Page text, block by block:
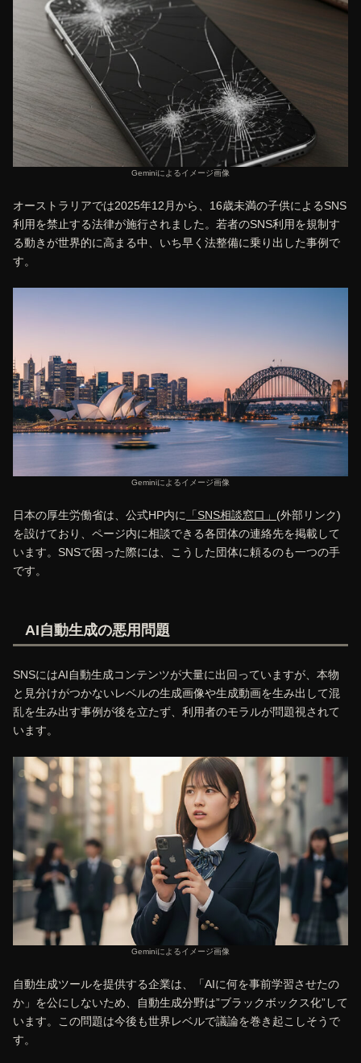
Geminiによるイメージ画像
オーストラリアでは2025年12月から、16歳未満の子供によるSNS
利用を禁止する法律が施行されました。若者のSNS利用を規制す
る動きが世界的に高まる中、いち早く法整備に乗り出した事例で
す。
Geminiによるイメージ画像
日本の厚生労働省は、公式HP内に 「SNS相談窓口」 (外部リンク)
を設けており、ページ内に相談できる各団体の連絡先を掲載して
います。SNSで困った際には、こうした団体に頼るのも一つの手
です。
AI自動生成の悪用問題
SNSにはAI自動生成コンテンツが大量に出回っていますが、本物
と見分けがつかないレベルの生成画像や生成動画を生み出して混
乱を生み出す事例が後を立たず、利用者のモラルが問題視されて
います。
Geminiによるイメージ画像
自動生成ツールを提供する企業は、「AIに何を事前学習させたの
か」を公にしないため、自動生成分野は”ブラックボックス化”して
います。この問題は今後も世界レベルで議論を巻き起こしそうで
す。